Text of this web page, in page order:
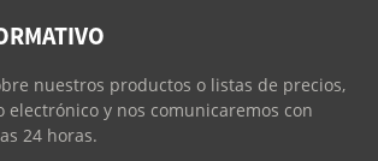
nuestros productos o listas de precios,
electrónico y nos comunicaremos con
24 horas.